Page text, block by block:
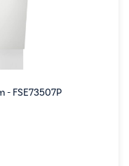
- FSE73507P